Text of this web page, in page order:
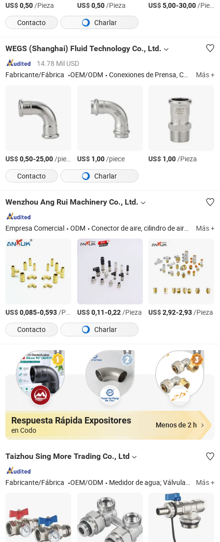
US$0,50/Pieza US$0,50/Pieza US$5,00-30,00/Pieza
Contacto
Charlar
WEGS (Shanghai) Fluid Technology Co., Ltd.
14.78 Mil USD
Fabricante/Fábrica
OEM/ODM Conexiones de Prensa, Conexiones de Tubo, Conexiones de Acero Inoxidable, Conexiones de Prensa de Acero Inoxidable, Conexiones de Tubo de Acero Inoxidable, Tubería de Agua, Conexiones de Inox, Tubos y Conexiones, Conexiones de Fontanería, Conexiones de Fontanería de Agua Más +
US$0,50-25,00/piece US$ 1,00/piece US$ 1,00/Pieza
Contacto
Charlar
Wenzhou Ang Rui Machinery Co., Ltd.
Empresa Comercial ODM Conector de aire, cilindro de aire, válvula solenoide, conector neumático, componente neumático, tubo de PU, cortatubos, fuente de aire, tubo de nailon, tubo de resorte de PU Más +
US$0,085-0,593/Pieza US$0,11-0,22/Pieza US$2,92-2,93/Pieza
Contacto
Charlar
Respuesta Rápida Expositores
en Codo
Menos de 2 h
Taizhou Sing More Trading Co., Ltd
Fabricante/Fábrica OEM/ODM Medidor de agua; Válvula; Accesorio de HVAC Más +